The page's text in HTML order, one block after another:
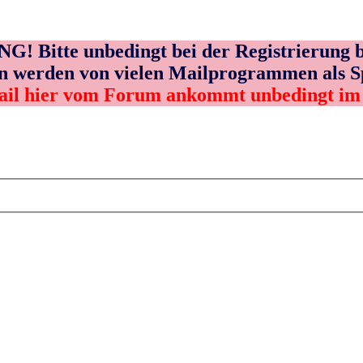
Bitte unbedingt bei der Registrierung
werden von vielen Mailprogrammen als
hier vom Forum ankommt unbedingt